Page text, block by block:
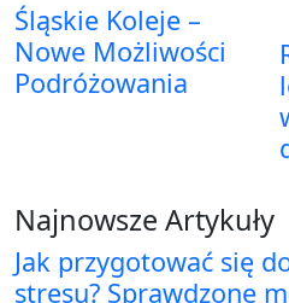
Śląskie Koleje –
Nowe Możliwości
Podróżowania
Najnowsze Artykuły
Jak przygotować się
stresu? Sprawdzone